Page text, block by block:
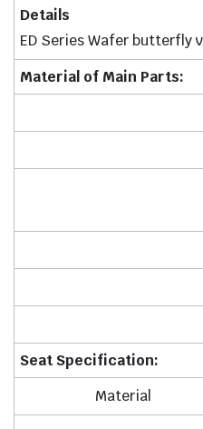
Details
ED Series Wafer butterfly
Material of Main Parts:
Seat Specification:
Material